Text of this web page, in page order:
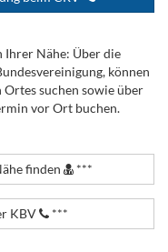
Ihrer Nähe: Über die
können
Ortes suchen sowie über
vor Ort buchen.
finden ***
KBV ***